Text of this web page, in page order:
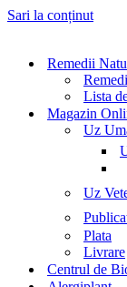
Sari la conținut
Remedii
Lista
Magazin
Uz
Uz
Plata
Livrare
Centrul de